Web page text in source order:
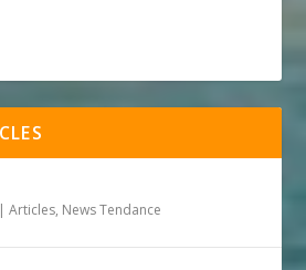
|Articles, News Tendance